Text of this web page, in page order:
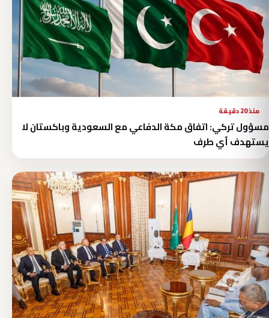
منذ 20 دقيقة
مسؤول تركي: اتفاق مكة الدفاعي مع السعودية وباكستان لا
يستهدف أي طرف